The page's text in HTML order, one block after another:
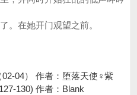
。在她开门观望之前。
02-04） 作者：堕落天使♀紫
130) 作者：Blank